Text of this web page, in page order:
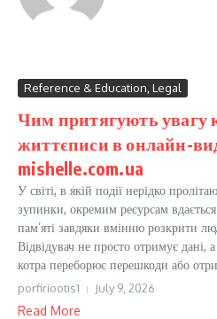
Reference & Education, Legal
Чим притягують увагу
життєписи в онлайн-
mishelle.com.ua
У світі, в якій події нерідко
зупинки, окремим ресурсам
пам’яті завдяки вмінню розкрити
Відвідувач не просто отримує дані,
котра переборює перешкоди або
porfiriootis1 July 9, 2026
Read More